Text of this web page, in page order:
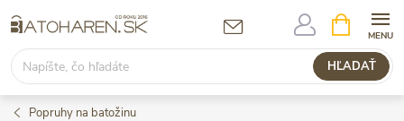
na
obsah
HĽADAŤ
KOŠÍK
Popruhy na batožinu